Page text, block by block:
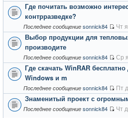
Где почитать возможно
контрразведке?
Последнее сообщение sonnick84 Чт
Выбор продукции для
производите
Последнее сообщение sonnick84 Ср
Где скачать WinRAR
Windows и m
Последнее сообщение sonnick84 Пт
Знаменитый проект с
Последнее сообщение sonnick84 Чт